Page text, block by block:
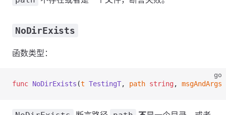
NoDirExists
函数类型：
go
func NoDirExists (t TestingT, path string, msgAndArgs